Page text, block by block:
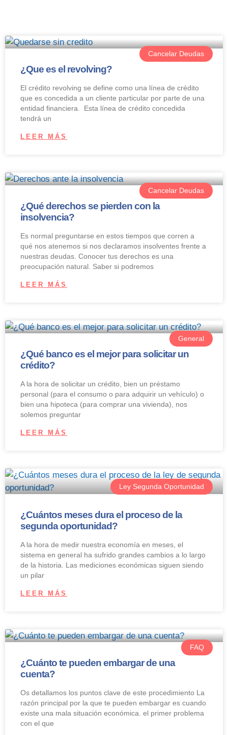
Cancelar Deudas
¿Que es el revolving?
El crédito revolving se define como una línea de crédito
que es concedida a un cliente particular por parte de una
entidad financiera. Esta línea de crédito concedida
tendrá un
LEER MÁS
Cancelar Deudas
¿Qué derechos se pierden con la
insolvencia?
Es normal preguntarse en estos tiempos que corren a
qué nos atenemos si nos declaramos insolventes frente a
nuestras deudas. Conocer tus derechos es una
preocupación natural. Saber si podremos
LEER MÁS
General
¿Qué banco es el mejor para solicitar un
crédito?
A la hora de solicitar un crédito, bien un préstamo
personal (para el consumo o para adquirir un vehículo) o
bien una hipoteca (para comprar una vivienda), nos
solemos preguntar
LEER MÁS
Ley Segunda Oportunidad
¿Cuántos meses dura el proceso de la
segunda oportunidad?
A la hora de medir nuestra economía en meses, el
sistema en general ha sufrido grandes cambios a lo largo
de la historia. Las mediciones económicas siguen siendo
un pilar
LEER MÁS
FAQ
¿Cuánto te pueden embargar de una
cuenta?
Os detallamos los puntos clave de este procedimiento La
razón principal por la que te pueden embargar es cuando
existe una mala situación económica. el primer problema
con el que